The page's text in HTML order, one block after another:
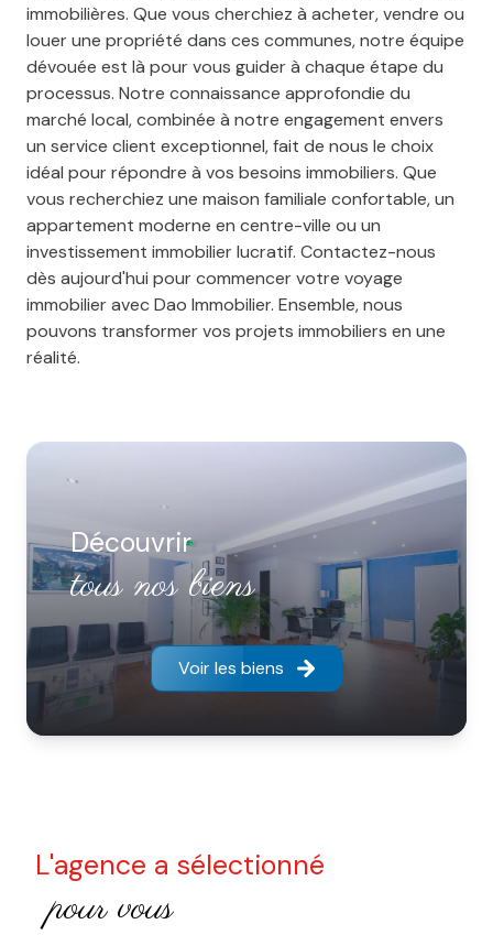
Découvrir
tous nos biens
Voir les biens
immobilières. Que vous cherchiez à acheter, vendre ou
louer une propriété dans ces communes, notre équipe
dévouée est là pour vous guider à chaque étape du
processus. Notre connaissance approfondie du
marché local, combinée à notre engagement envers
un service client exceptionnel, fait de nous le choix
idéal pour répondre à vos besoins immobiliers. Que
vous recherchiez une maison familiale confortable, un
appartement moderne en centre-ville ou un
investissement immobilier lucratif. Contactez-nous
dès aujourd'hui pour commencer votre voyage
immobilier avec Dao Immobilier. Ensemble, nous
pouvons transformer vos projets immobiliers en une
réalité.
L'agence a sélectionné
pour vous